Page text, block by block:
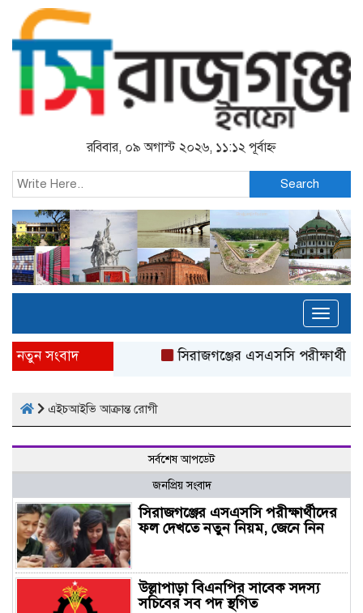
রবিবার, ০৯ অগাস্ট ২০২৬, ১১:১২ পূর্বাহ্ন
Search
নতুন সংবাদ সিরাজগঞ্জের এসএসসি
এইচআইভি আক্রান্ত রোগী
সর্বশেষ আপডেট
জনপ্রিয় সংবাদ
সিরাজগঞ্জের এসএসসি পরীক্ষার্থীদের
ফল দেখতে নতুন নিয়ম, জেনে নিন
উল্লাপাড়া বিএনপির সাবেক সদস্য
সচিবের সব পদ স্থগিত